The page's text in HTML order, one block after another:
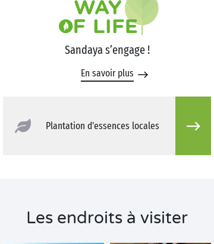
Sandaya s’engage !
En savoir plus
Plantation d'essences locales
Les endroits à visiter